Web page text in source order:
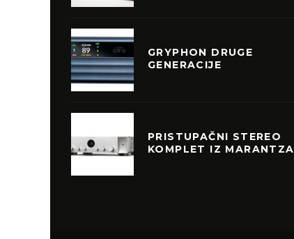
GRYPHON DRUGE
GENERACIJE
PRISTUPAČNI STEREO
KOMPLET IZ MARANTZA